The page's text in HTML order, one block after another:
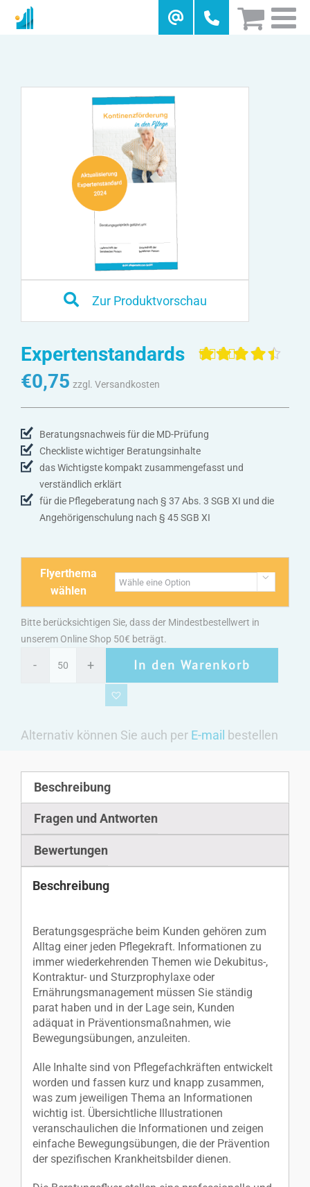
Zur Produktvorschau
Expertenstandards
auf
€0,75 zzgl. Versandkosten
Beratungsnachweis für die MD-Prüfung
Checkliste wichtiger Beratungsinhalte
das Wichtigste kompakt zusammengefasst und
verständlich erklärt
für die Pflegeberatung nach § 37 Abs. 3 SGB XI und die
Angehörigenschulung nach § 45 SGB XI
Flyerthema
wählen

Bitte berücksichtigen Sie, dass der Mindestbestellwert in
unserem Online Shop 50€ beträgt.
In den Warenkorb
Alternativ können Sie auch per E-mail bestellen
Beschreibung
Fragen und Antworten
Bewertungen
Beschreibung
Beratungsgespräche beim Kunden gehören zum
Alltag einer jeden Pflegekraft. Informationen zu
immer wiederkehrenden Themen wie Dekubitus-,
Kontraktur- und Sturzprophylaxe oder
Ernährungsmanagement müssen Sie ständig
parat haben und in der Lage sein, Kunden
adäquat in Präventionsmaßnahmen, wie
Bewegungsübungen, anzuleiten.
Alle Inhalte sind von Pflegefachkräften entwickelt
worden und fassen kurz und knapp zusammen,
was zum jeweiligen Thema an Informationen
wichtig ist. Übersichtliche Illustrationen
veranschaulichen die Informationen und zeigen
einfache Bewegungsübungen, die der Prävention
der spezifischen Krankheitsbilder dienen.